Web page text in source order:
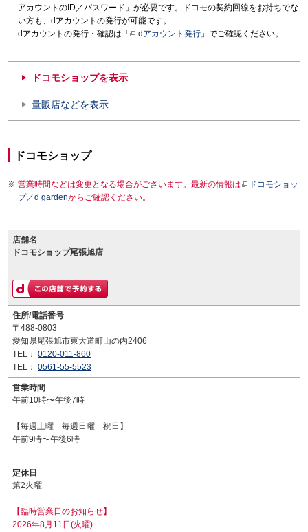
アカウントのID／パスワード」が必要です。ドコモの契約回線をお持ちでな
い方も、dアカウントの発行が可能です。
dアカウントの発行・確認は「
dアカウント発行 」でご確認ください。
ドコモショップを表示
量販店などを表示
ドコモショップ
営業時間などは変更となる場合がございます。最新の情報は
ドコモショッ
プ／d gardenからご確認ください。
店舗名
ドコモショップ尾張旭店
住所/電話番号
〒488-0803
愛知県尾張旭市東大道町山の内2406
TEL： 0120-011-860
TEL： 0561-55-5523
営業時間
午前10時〜午後7時
【毎週土曜 毎週日曜 祝日】
午前9時〜午後6時
定休日
第2火曜
【臨時営業日のお知らせ】
2026年8月11日(火曜)